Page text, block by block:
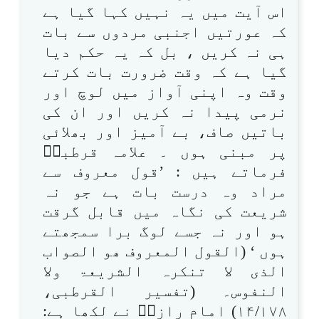
اس آیت میں یہ نہیں کہا گیا ہے
کہ عورتیں اجنبی مردوں سے بات
ہی نہ کریں ، بل کہ یہ حکم دیا
گیا ہے کہ وقت ضرورت بات کرتے
وقت وہ اپنی آواز میں لوچ اور
نرمی پیدا نہ کریں اور ان کی
باتیں صاف، بے آمیز اور بھلائی
پر مبنی ہوں ۔ علامہ قرطبیؓ
فرماتے ہیں : ’قول معروف سے
مراد وہ درست بات ہے جو نہ
شریعت کی نگاہ میں قابل گرقت
ہو اور نہ جسے لوگ برا سمجھتے
ہوں ‘ (القول المعروف ھو الصواب
الذی لا تنکرہ الشریعۃ ولا
النفوس۔ (تفسیر القرطبی،
۱۴/۱۷۸) امام رازیؒ نے لکھا ہے: